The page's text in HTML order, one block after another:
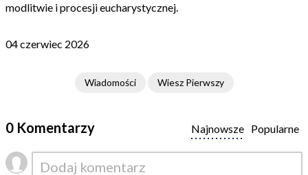
modlitwie i procesji eucharystycznej.
04 czerwiec 2026
Wiadomości Wiesz Pierwszy
0 Komentarzy Popularne
Najnowsze